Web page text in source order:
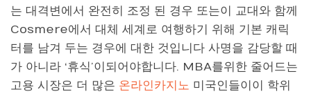
는 대격변에서 완전히 조정 된 경우 또는이 교대와 함께
Cosmere에서 대체 세계로 여행하기 위해 기본 캐릭
터를 남겨 두는 경우에 대한 것입니다 사명을 감당할 때
가 아니라 ‘휴식’이되어야합니다. MBA를위한 줄어드는
고용 시장은 더 많은 온라인카지노 미국인들이이 학위